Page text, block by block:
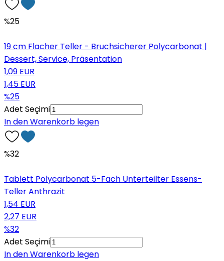
%25
19 cm Flacher Teller - Bruchsicherer Polycarbonat |
Dessert, Service, Präsentation
1,09 EUR
1,45 EUR
%25
Adet Seçimi
In den Warenkorb legen
%32
Tablett Polycarbonat 5-Fach Unterteilter Essens-
Teller Anthrazit
1,54 EUR
2,27 EUR
%32
Adet Seçimi
In den Warenkorb legen